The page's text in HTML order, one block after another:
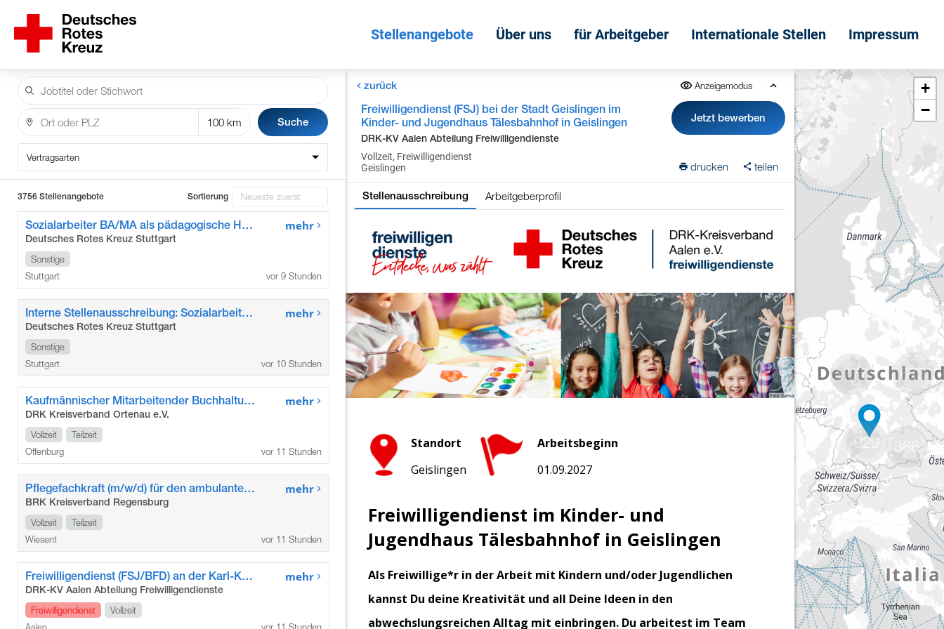
Stellenangebote Über uns für Arbeitgeber Internationale Stellen Impressum
Suche
Vertragsarten
3756 Stellenangebote Sortierung
Sozialarbeiter BA/MA als pädagogische Hausleitung
Deutsches Rotes Kreuz Stuttgart
Sonstige
Stuttgart
mehr
vor 9 Stunden
Interne Stellenausschreibung: Sozialarbeiter BA/MA als pädagogische Hausleitung
Deutsches Rotes Kreuz Stuttgart
Sonstige
Stuttgart
mehr
vor 10 Stunden
Kaufmännischer Mitarbeitender Buchhaltung (m/w/d)
DRK Kreisverband Ortenau e.V.
Vollzeit
Teilzeit
Offenburg
mehr
vor 11 Stunden
Pflegefachkraft (m/w/d) für den ambulanten Pflegedienst Wiesent
BRK Kreisverband Regensburg
Vollzeit
Teilzeit
Wiesent
mehr
vor 11 Stunden
Freiwilligendienst (FSJ/BFD) an der Karl-Kessler-Schule der Stadt Aalen
DRK-KV Aalen Abteilung Freiwilligendienste
Freiwilligendienst
Vollzeit
mehr
zurück Anzeigemodus
Freiwilligendienst (FSJ) bei der Stadt Geislingen im
Kinder- und Jugendhaus Tälesbahnhof in Geislingen
DRK-KV Aalen Abteilung Freiwilligendienste
Vollzeit, Freiwilligendienst
Geislingen
Jetzt bewerben
drucken teilen
Stellenausschreibung Arbeitgeberprofil
1777
929
673
366
+
−